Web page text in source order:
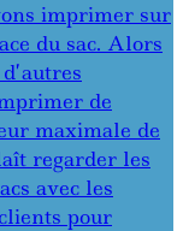
imprimer sur
du sac. Alors
de
maximale de
regarder les
avec les
pour